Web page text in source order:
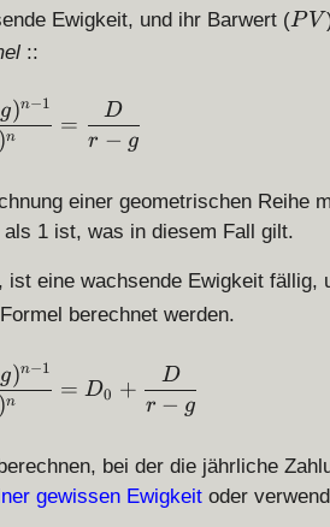
Ewigkeit, und ihr Barwert (P
PV
::
= \displaystyle \sum_{n =
)n
g)n−1
=
r − g
D
einer geometrischen Reihe
1 ist, was in diesem Fall gilt.
ist eine wachsende Ewigkeit fällig,
berechnet werden.
= D_0 + \displaystyle
)n
g)n−1
= D0 +
r − g
D
bei der die jährliche
gewissen Ewigkeit oder